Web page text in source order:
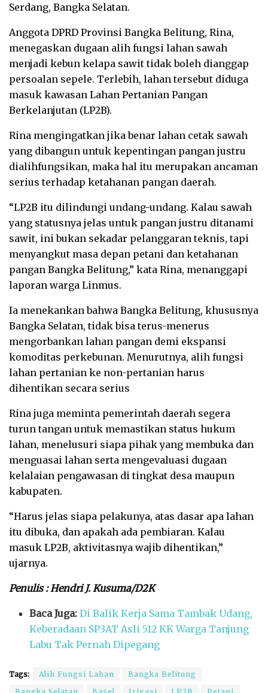
Serdang, Bangka Selatan.
Anggota DPRD Provinsi Bangka Belitung, Rina,
menegaskan dugaan alih fungsi lahan sawah
menjadi kebun kelapa sawit tidak boleh dianggap
persoalan sepele. Terlebih, lahan tersebut diduga
masuk kawasan Lahan Pertanian Pangan
Berkelanjutan (LP2B).
Rina mengingatkan jika benar lahan cetak sawah
yang dibangun untuk kepentingan pangan justru
dialihfungsikan, maka hal itu merupakan ancaman
serius terhadap ketahanan pangan daerah.
“LP2B itu dilindungi undang-undang. Kalau sawah
yang statusnya jelas untuk pangan justru ditanami
sawit, ini bukan sekadar pelanggaran teknis, tapi
menyangkut masa depan petani dan ketahanan
pangan Bangka Belitung,” kata Rina, menanggapi
laporan warga Linmus.
Ia menekankan bahwa Bangka Belitung, khususnya
Bangka Selatan, tidak bisa terus-menerus
mengorbankan lahan pangan demi ekspansi
komoditas perkebunan. Menurutnya, alih fungsi
lahan pertanian ke non-pertanian harus
dihentikan secara serius
Rina juga meminta pemerintah daerah segera
turun tangan untuk memastikan status hukum
lahan, menelusuri siapa pihak yang membuka dan
menguasai lahan serta mengevaluasi dugaan
kelalaian pengawasan di tingkat desa maupun
kabupaten.
“Harus jelas siapa pelakunya, atas dasar apa lahan
itu dibuka, dan apakah ada pembiaran. Kalau
masuk LP2B, aktivitasnya wajib dihentikan,”
ujarnya.
Penulis : Hendri J. Kusuma/D2K
Baca Juga: Di Balik Kerja Sama Tambak Udang,
Keberadaan SP3AT Asli 512 KK Warga Tanjung
Labu Tak Pernah Dipegang
Tags: Alih Fungsi Lahan
Bangka Belitung